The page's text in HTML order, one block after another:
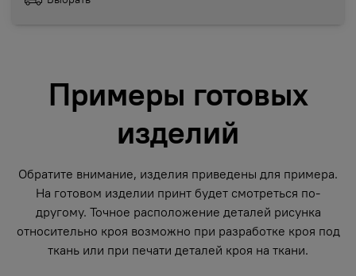
Примеры готовых
изделий
Обратите внимание, изделия приведены для примера.
На готовом изделии принт будет смотреться по-
другому. Точное расположение деталей рисунка
относительно кроя возможно при разработке кроя под
ткань или при печати деталей кроя на ткани.